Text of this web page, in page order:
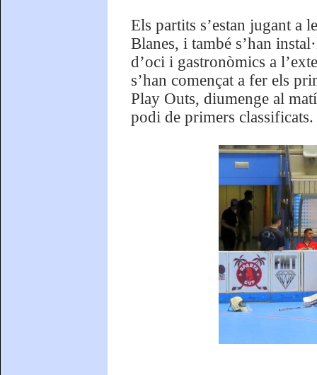
Els partits s’estan jugant a
Blanes, i també s’han
d’oci i gastronòmics a
s’han començat a fer els
Play Outs, diumenge al
podi de primers classificats.